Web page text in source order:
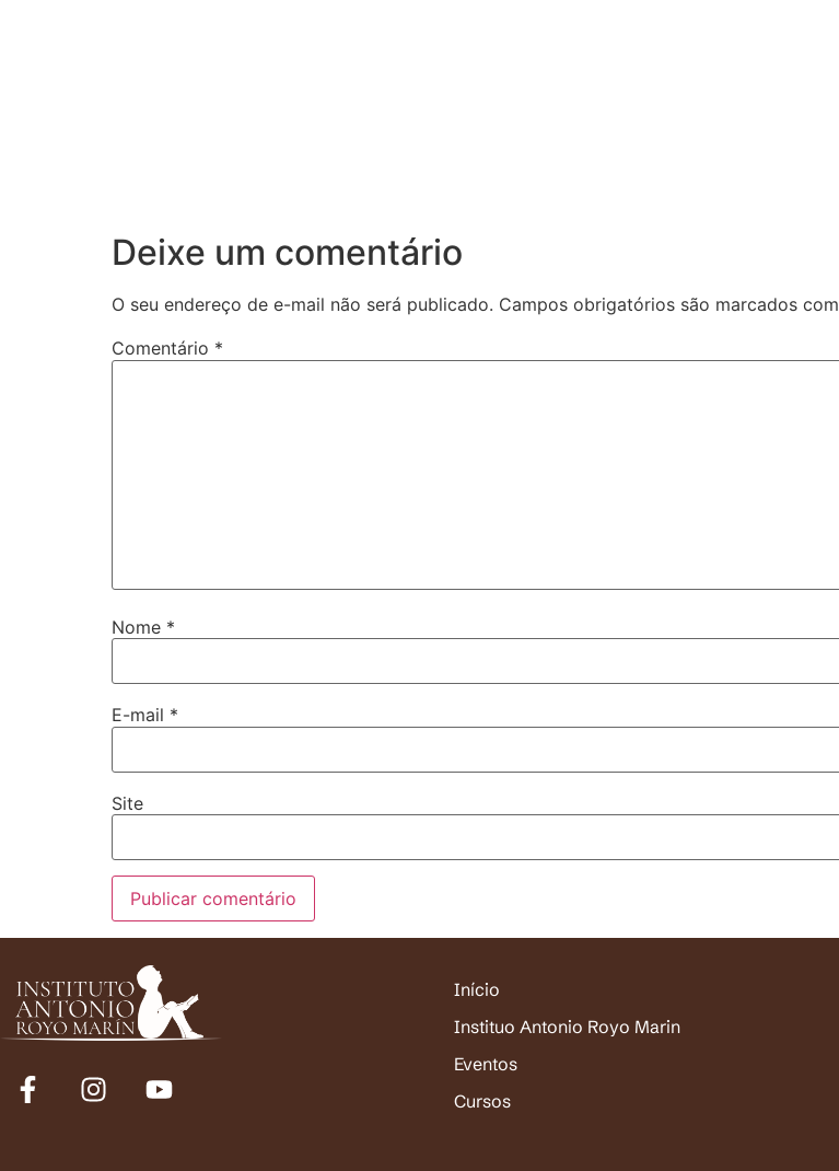
Deixe um comentário
O seu endereço de e-mail não será publicado. Campos obrigatórios são marcados com
Comentário *
Nome *
E-mail *
Site
Início
Instituo Antonio Royo Marin
Eventos
Cursos